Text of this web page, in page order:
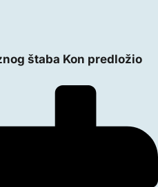
štaba Kon predložio